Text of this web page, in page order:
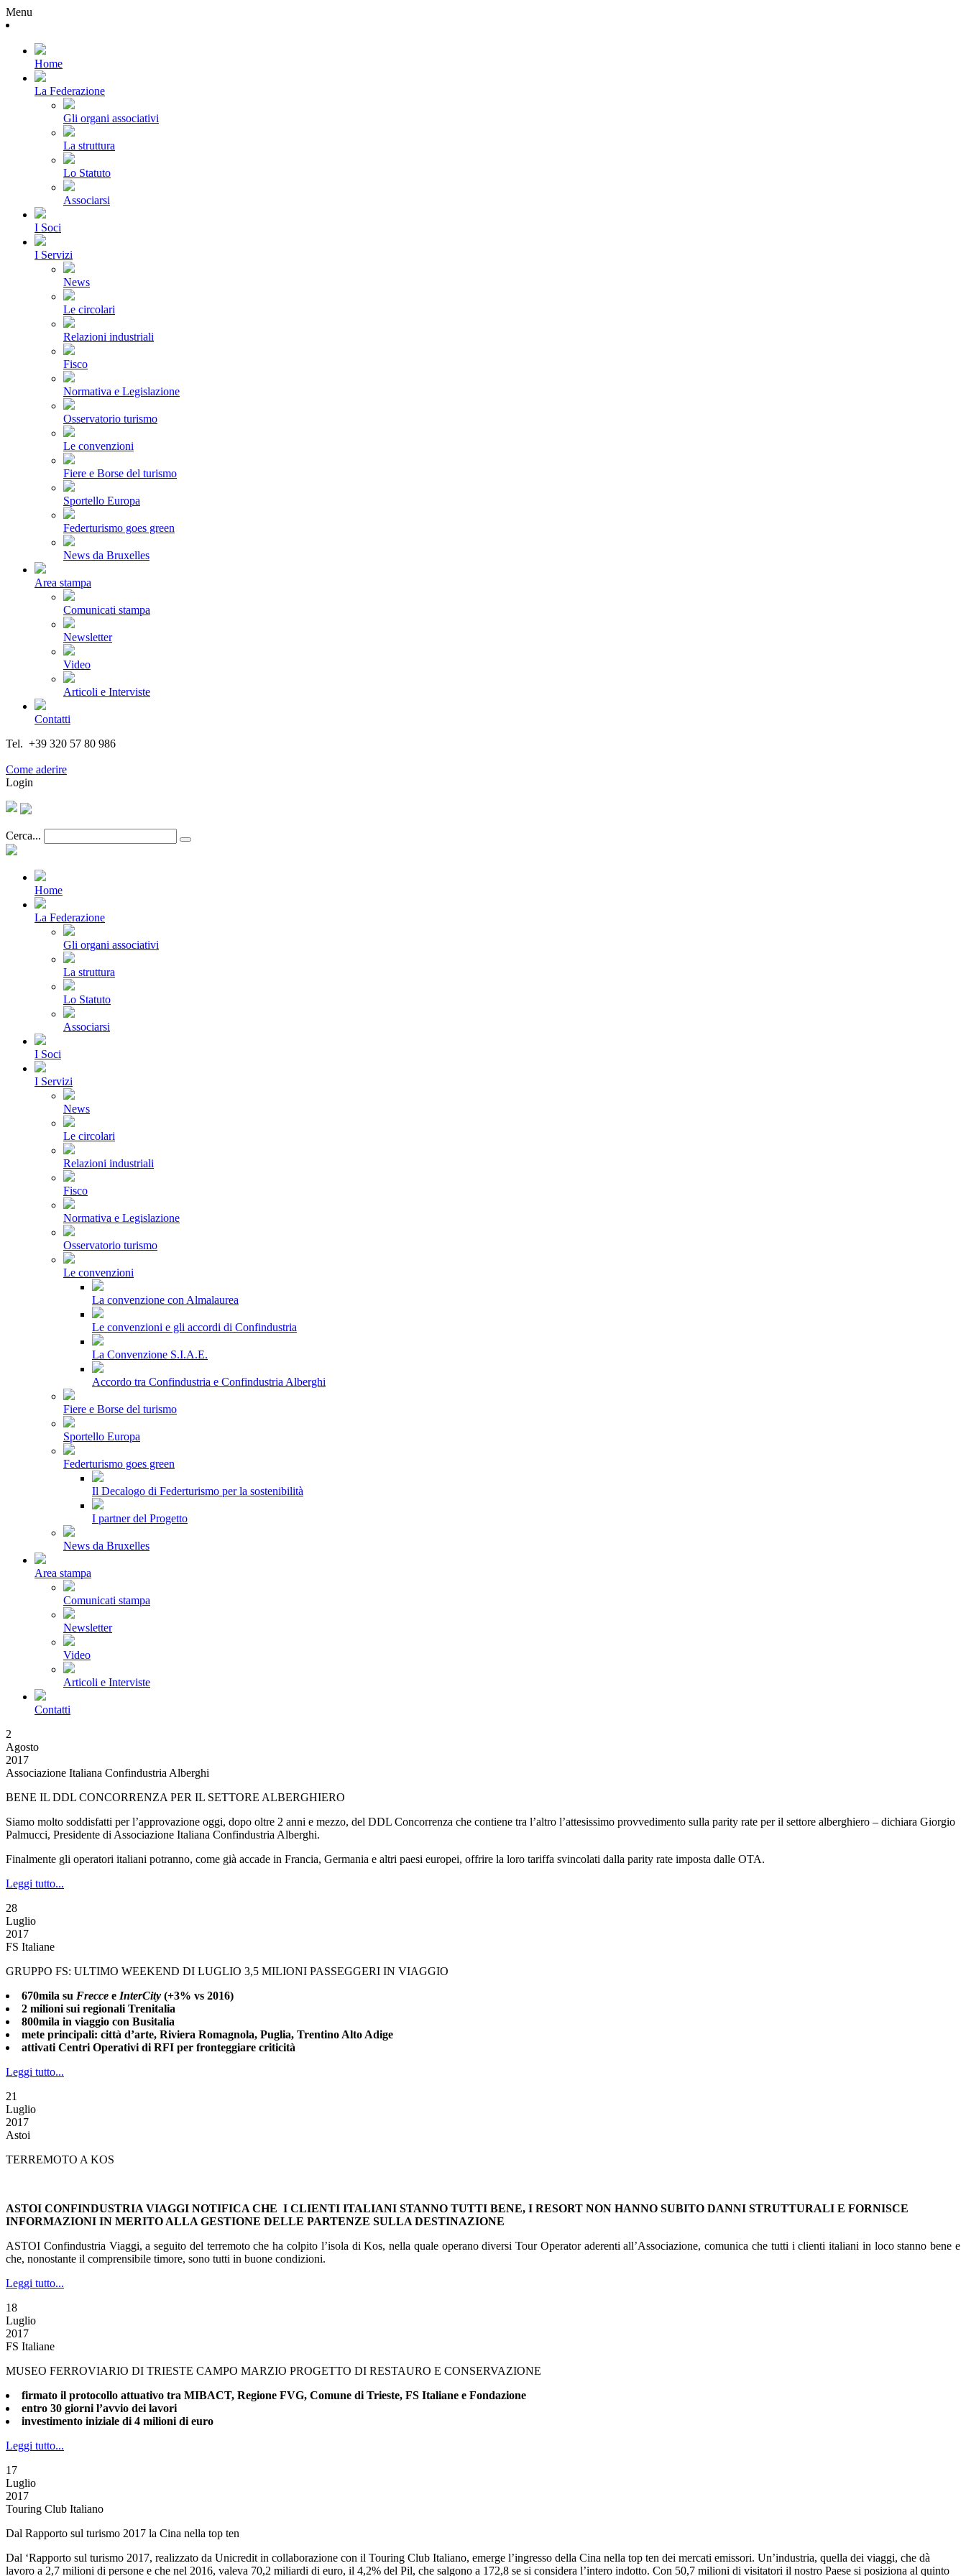
Menu
Home
La Federazione
Gli organi associativi
La struttura
Lo Statuto
Associarsi
I Soci
I Servizi
News
Le circolari
Relazioni industriali
Fisco
Normativa e Legislazione
Osservatorio turismo
Le convenzioni
Fiere e Borse del turismo
Sportello Europa
Federturismo goes green
News da Bruxelles
Area stampa
Comunicati stampa
Newsletter
Video
Articoli e Interviste
Contatti
Tel. +39 320 57 80 986
Come aderire
Login
Cerca...
Home
La Federazione
Gli organi associativi
La struttura
Lo Statuto
Associarsi
I Soci
I Servizi
News
Le circolari
Relazioni industriali
Fisco
Normativa e Legislazione
Osservatorio turismo
Le convenzioni
La convenzione con Almalaurea
Le convenzioni e gli accordi di Confindustria
La Convenzione S.I.A.E.
Accordo tra Confindustria e Confindustria Alberghi
Fiere e Borse del turismo
Sportello Europa
Federturismo goes green
Il Decalogo di Federturismo per la sostenibilità
I partner del Progetto
News da Bruxelles
Area stampa
Comunicati stampa
Newsletter
Video
Articoli e Interviste
Contatti
2
Agosto
2017
Associazione Italiana Confindustria Alberghi
BENE IL DDL CONCORRENZA PER IL SETTORE ALBERGHIERO
Siamo molto soddisfatti per l’approvazione oggi, dopo oltre 2 anni e mezzo, del DDL Concorrenza che contiene tra l’altro l’attesissimo provvedimento sulla parity rate per il settore alberghiero – dichiara Giorgio
Palmucci, Presidente di Associazione Italiana Confindustria Alberghi.
Finalmente gli operatori italiani potranno, come già accade in Francia, Germania e altri paesi europei, offrire la loro tariffa svincolati dalla parity rate imposta dalle OTA.
Leggi tutto...
28
Luglio
2017
FS Italiane
GRUPPO FS: ULTIMO WEEKEND DI LUGLIO 3,5 MILIONI PASSEGGERI IN VIAGGIO
670mila su Frecce e InterCity (+3% vs 2016)
2 milioni sui regionali Trenitalia
800mila in viaggio con Busitalia
mete principali: città d’arte, Riviera Romagnola, Puglia, Trentino Alto Adige
attivati Centri Operativi di RFI per fronteggiare criticità
Leggi tutto...
21
Luglio
2017
Astoi
TERREMOTO A KOS
ASTOI CONFINDUSTRIA VIAGGI NOTIFICA CHE I CLIENTI ITALIANI STANNO TUTTI BENE, I RESORT NON HANNO SUBITO DANNI STRUTTURALI E FORNISCE
INFORMAZIONI IN MERITO ALLA GESTIONE DELLE PARTENZE SULLA DESTINAZIONE
ASTOI Confindustria Viaggi, a seguito del terremoto che ha colpito l’isola di Kos, nella quale operano diversi Tour Operator aderenti all’Associazione, comunica che tutti i clienti italiani in loco stanno bene e
che, nonostante il comprensibile timore, sono tutti in buone condizioni.
Leggi tutto...
18
Luglio
2017
FS Italiane
MUSEO FERROVIARIO DI TRIESTE CAMPO MARZIO PROGETTO DI RESTAURO E CONSERVAZIONE
firmato il protocollo attuativo tra MIBACT, Regione FVG, Comune di Trieste, FS Italiane e Fondazione
entro 30 giorni l’avvio dei lavori
investimento iniziale di 4 milioni di euro
Leggi tutto...
17
Luglio
2017
Touring Club Italiano
Dal Rapporto sul turismo 2017 la Cina nella top ten
Dal ‘Rapporto sul turismo 2017, realizzato da Unicredit in collaborazione con il Touring Club Italiano, emerge l’ingresso della Cina nella top ten dei mercati emissori. Un’industria, quella dei viaggi, che dà
lavoro a 2,7 milioni di persone e che nel 2016, valeva 70,2 miliardi di euro, il 4,2% del Pil, che salgono a 172,8 se si considera l’intero indotto. Con 50,7 milioni di visitatori il nostro Paese si posiziona al quinto